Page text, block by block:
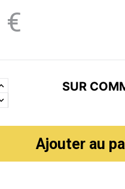
€
SUR
Ajouter au